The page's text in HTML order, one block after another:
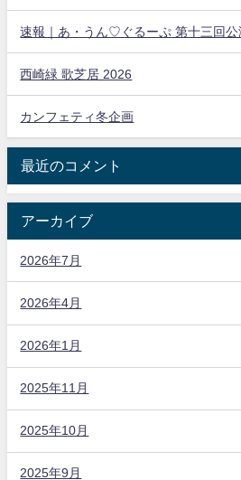
速報｜あ・うん♡ぐるーぷ 第十三回
西崎緑 歌芝居 2026
カンフェティ冬企画
最近のコメント
アーカイブ
2026年7月
2026年4月
2026年1月
2025年11月
2025年10月
2025年9月